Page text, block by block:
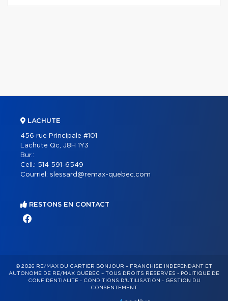
LACHUTE
456 rue Principale #101
Lachute Qc, J8H 1Y3
Bur.:
Cell.: 514 591-6549
Courriel: slessard@remax-quebec.com
RESTONS EN CONTACT
© 2026 RE/MAX DU CARTIER BONJOUR – FRANCHISÉ INDÉPENDANT ET
AUTONOME DE RE/MAX QUÉBEC – TOUS DROITS RÉSERVÉS - POLITIQUE DE
CONFIDENTIALITÉ- CONDITIONS D'UTILISATION - GESTION DU
CONSENTEMENT